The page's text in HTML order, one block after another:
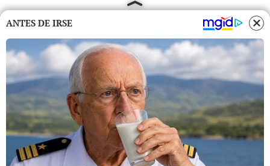
ANTES DE IRSE